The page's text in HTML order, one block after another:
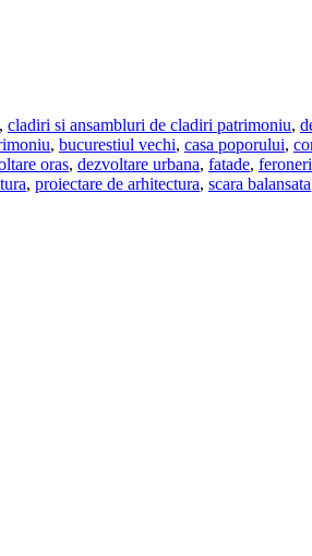
, cladiri si ansambluri de cladiri patrimoniu,
, bucurestiul vechi, casa poporului,
oras, dezvoltare urbana, fatade,
, proiectare de arhitectura, scara balansata